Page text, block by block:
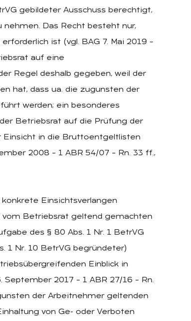
gebildeter Ausschuss berechtigt,
Das Recht besteht nur,
ist (vgl. BAG 7. Mai 2019 –
auf eine
Regel deshalb gegeben, weil der
hat, dass ua. die zugunsten der
werden; ein besonderes
Betriebsrat auf die Prüfung der
Einsicht in die Bruttoentgeltlisten
2008 – 1 ABR 54/07 – Rn. 33 ff.,
konkrete Einsichtsverlangen
Betriebsrat geltend gemachten
des § 80 Abs. 1 Nr. 1 BetrVG
1 Nr. 10 BetrVG begründeter)
Einblick in
2017 – 1 ABR 27/16 – Rn.
der Arbeitnehmer geltenden
von Ge- oder Verboten